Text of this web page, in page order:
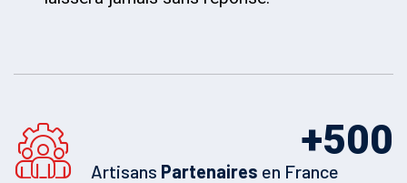
500
+
Artisans Partenaires en France